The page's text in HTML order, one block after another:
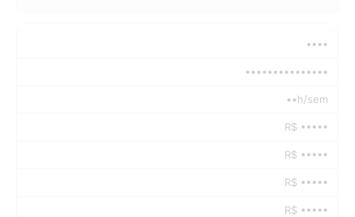
••••
•••••••••••••••
••h/sem
R$ •••••
R$ •••••
R$ •••••
R$ •••••